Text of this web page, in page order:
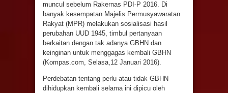
muncul sebelum Rakernas PDI-P 2016. Di
banyak kesempatan Majelis Permusyawaratan
Rakyat (MPR) melakukan sosialisasi hasil
perubahan UUD 1945, timbul pertanyaan
berkaitan dengan tak adanya GBHN dan
keinginan untuk menggagas kembali GBHN
(Kompas.com, Selasa,12 Januari 2016).
Perdebatan tentang perlu atau tidak GBHN
dihidupkan kembali selama ini dipicu oleh